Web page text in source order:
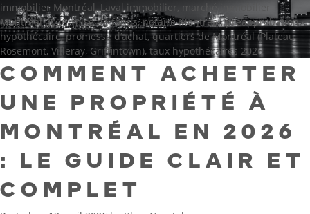
immobilier Montréal,Laval immobilier, marché immobilier
Montréal 2026,mise de fonds,notaire Montréal,préapprobation
hypothécaire,promesse d’achat,quartiers de Montréal (Plateau,
Rosemont, Villeray, Griffintown), taux hypothécaires 2026
COMMENT ACHETER
UNE PROPRIÉTÉ À
MONTRÉAL EN 2026
: LE GUIDE CLAIR ET
COMPLET